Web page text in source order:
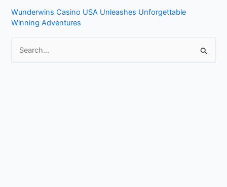
Wunderwins Casino USA Unleashes Unforgettable
Winning Adventures